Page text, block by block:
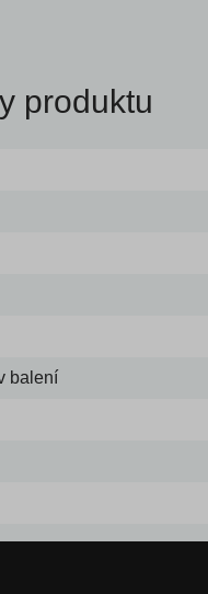
produktu
balení